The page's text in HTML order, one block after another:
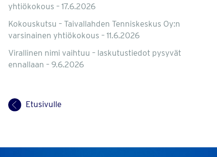
yhtiökokous – 17.6.2026
Kokouskutsu – Taivallahden Tenniskeskus Oy:n
varsinainen yhtiökokous – 11.6.2026
Virallinen nimi vaihtuu – laskutustiedot pysyvät
ennallaan – 9.6.2026
Etusivulle